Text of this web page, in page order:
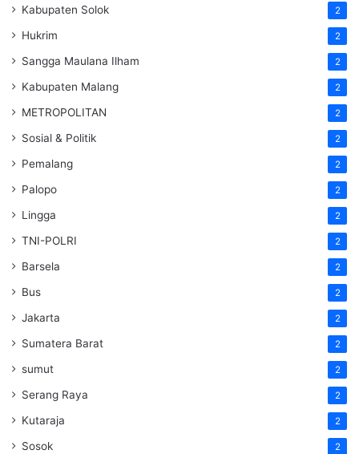
Kabupaten Solok 2
Hukrim 2
Sangga Maulana Ilham 2
Kabupaten Malang 2
METROPOLITAN 2
Sosial & Politik 2
Pemalang 2
Palopo 2
Lingga 2
TNI-POLRI 2
Barsela 2
Bus 2
Jakarta 2
Sumatera Barat 2
sumut 2
Serang Raya 2
Kutaraja 2
Sosok 2